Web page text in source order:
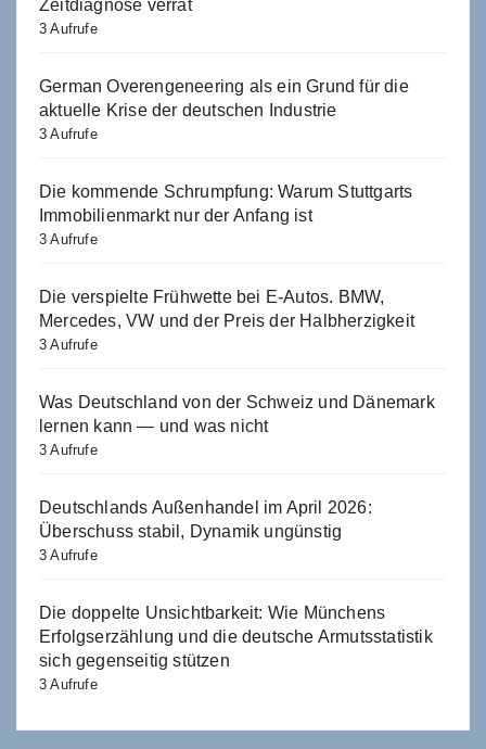
Zeitdiagnose verrät
3 Aufrufe
German Overengeneering als ein Grund für die
aktuelle Krise der deutschen Industrie
3 Aufrufe
Die kommende Schrumpfung: Warum Stuttgarts
Immobilienmarkt nur der Anfang ist
3 Aufrufe
Die verspielte Frühwette bei E-Autos. BMW,
Mercedes, VW und der Preis der Halbherzigkeit
3 Aufrufe
Was Deutschland von der Schweiz und Dänemark
lernen kann — und was nicht
3 Aufrufe
Deutschlands Außenhandel im April 2026:
Überschuss stabil, Dynamik ungünstig
3 Aufrufe
Die doppelte Unsichtbarkeit: Wie Münchens
Erfolgserzählung und die deutsche Armutsstatistik
sich gegenseitig stützen
3 Aufrufe